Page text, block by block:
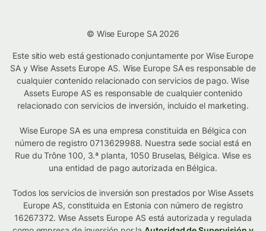
© Wise Europe SA 2026
Este sitio web está gestionado conjuntamente por Wise Europe
SA y Wise Assets Europe AS. Wise Europe SA es responsable de
cualquier contenido relacionado con servicios de pago. Wise
Assets Europe AS es responsable de cualquier contenido
relacionado con servicios de inversión, incluido el marketing.
Wise Europe SA es una empresa constituida en Bélgica con
número de registro 0713629988. Nuestra sede social está en
Rue du Trône 100, 3.ª planta, 1050 Bruselas, Bélgica. Wise es
una entidad de pago autorizada en Bélgica.
Todos los servicios de inversión son prestados por Wise Assets
Europe AS, constituida en Estonia con número de registro
16267372. Wise Assets Europe AS está autorizada y regulada